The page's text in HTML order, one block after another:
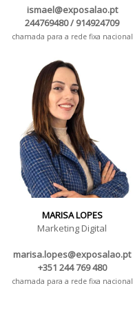
ismael@exposalao.pt
244769480 / 914924709
chamada para a rede fixa nacional
MARISA LOPES
Marketing Digital
marisa.lopes@exposalao.pt
+351 244 769 480
chamada para a rede fixa nacional